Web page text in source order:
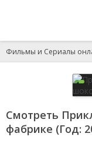
Фильмы и Сериалы
Смотреть
фабрике (Год: